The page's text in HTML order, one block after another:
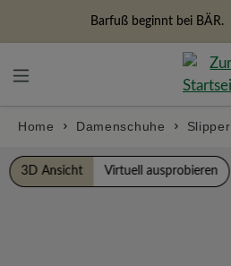
Freiheitspioniere
Home Damenschuhe Slipper
Bildergalerie überspringen
3D Ansicht Virtuell ausprobieren